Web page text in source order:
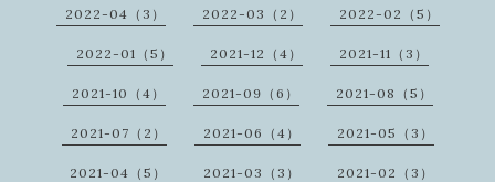
2022-04（3） 2022-03（2） 2022-02（5）
2022-01（5） 2021-12（4） 2021-11（3）
2021-10（4） 2021-09（6） 2021-08（5）
2021-07（2） 2021-06（4） 2021-05（3）
2021-04（5） 2021-03（3） 2021-02（3）